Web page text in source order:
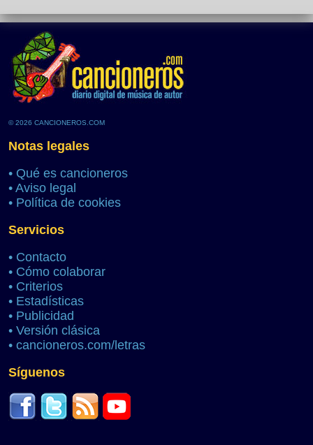
© 2026 CANCIONEROS.COM
Notas legales
• Qué es cancioneros
• Aviso legal
• Política de cookies
Servicios
• Contacto
• Cómo colaborar
• Criterios
• Estadísticas
• Publicidad
• Versión clásica
• cancioneros.com/letras
Síguenos